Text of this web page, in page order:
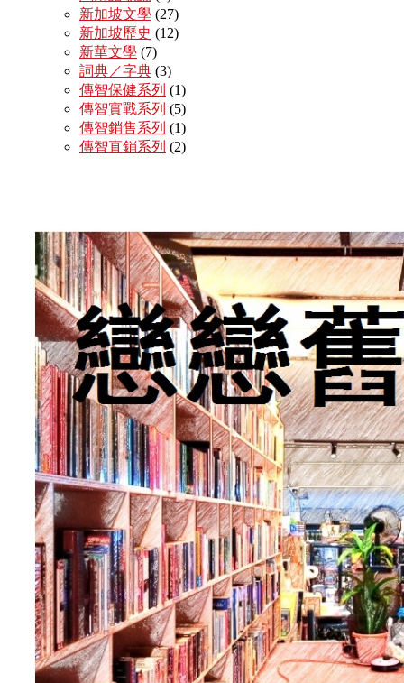
新加坡文學 (27)
新加坡歷史 (12)
新華文學 (7)
詞典／字典 (3)
傳智保健系列 (1)
傳智實戰系列 (5)
傳智銷售系列 (1)
傳智直銷系列 (2)